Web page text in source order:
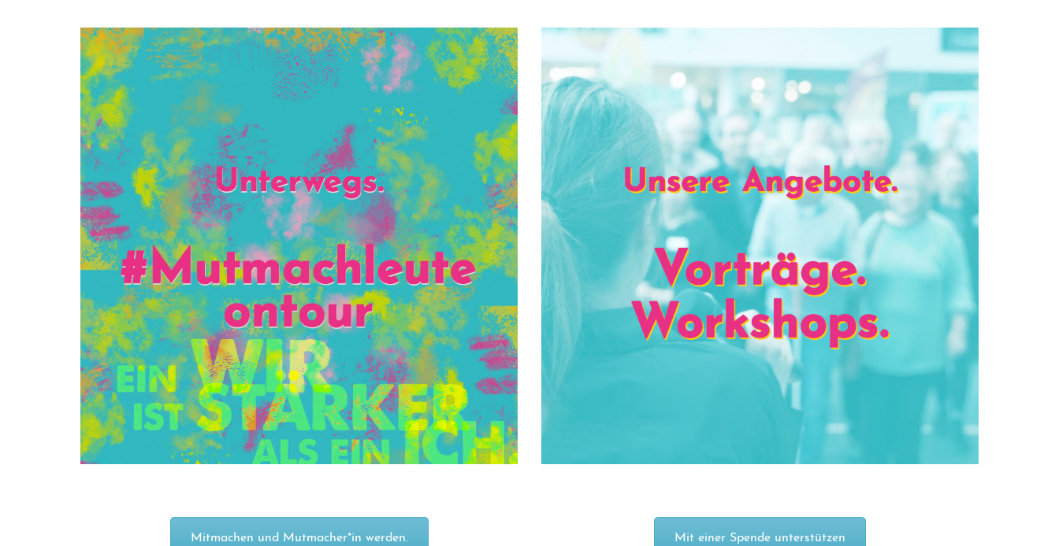
Mitmachen und Mutmacher*in werden. Mit einer Spende unterstützen